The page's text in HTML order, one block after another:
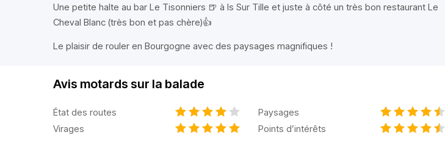
Une petite halte au bar Le Tisonniers 🍺 à Is Sur Tille et juste à côté un très bon restaurant Le
Cheval Blanc (très bon et pas chère)👍
Le plaisir de rouler en Bourgogne avec des paysages magnifiques !
Avis motards sur la balade
État des routes
Paysages
Virages
Points d’intérêts